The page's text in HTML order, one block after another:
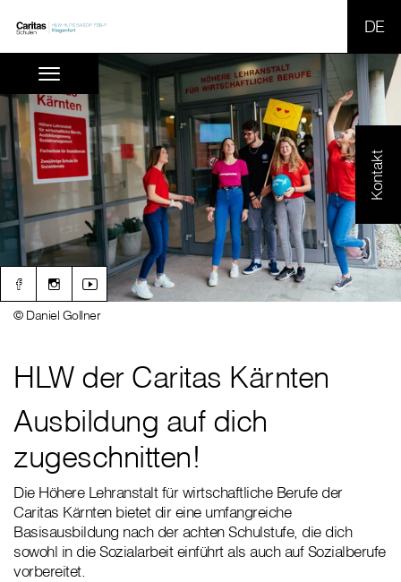
Kontakt
HLW der Caritas Kärnten
© Daniel Gollner
Ausbildung auf dich
zugeschnitten!
Die Höhere Lehranstalt für wirtschaftliche Berufe der
Caritas Kärnten bietet dir eine umfangreiche
Basisausbildung nach der achten Schulstufe, die dich
sowohl in die Sozialarbeit einführt als auch auf Sozialberufe
vorbereitet.